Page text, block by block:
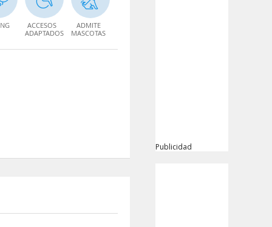
ACCESOS
ADAPTADOS
ADMITE
MASCOTAS
Publicidad